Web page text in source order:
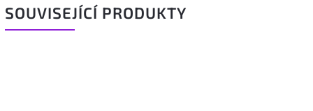
SOUVISEJÍCÍ PRODUKTY